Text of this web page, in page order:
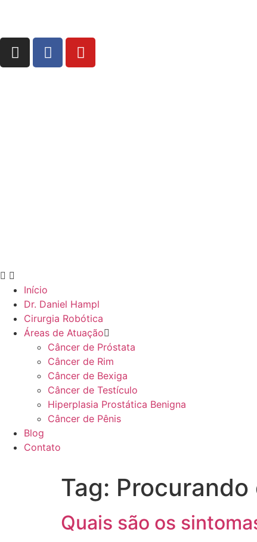
Início
Dr. Daniel Hampl
Cirurgia Robótica
Áreas de Atuação
Câncer de Próstata
Câncer de Rim
Câncer de Bexiga
Câncer de Testículo
Hiperplasia Prostática Benigna
Câncer de Pênis
Blog
Contato
Tag:
Quais são os